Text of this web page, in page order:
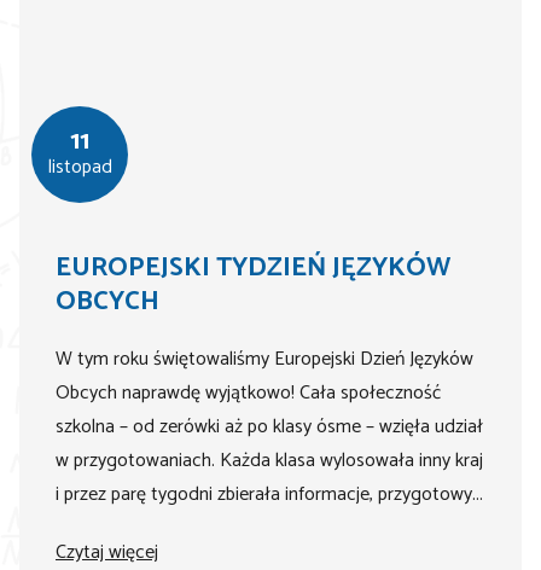
11
listopad
EUROPEJSKI TYDZIEŃ JĘZYKÓW
OBCYCH
W tym roku świętowaliśmy Europejski Dzień Języków
Obcych naprawdę wyjątkowo! Cała społeczność
szkolna – od zerówki aż po klasy ósme – wzięła udział
w przygotowaniach. Każda klasa wylosowała inny kraj
i przez parę tygodni zbierała informacje, przygotowy...
Czytaj więcej